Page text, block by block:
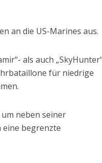
an die US-Marines aus.
als auch
für niedrige
neben seiner
begrenzte